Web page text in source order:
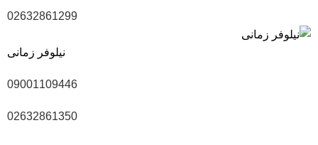
02632861299
نیلوفر زمانی
09001109446
02632861350